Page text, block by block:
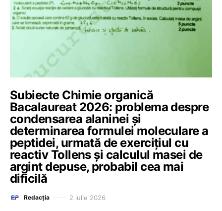
Subiecte Chimie organică
Bacalaureat 2026: problema despre
condensarea alaninei și
determinarea formulei moleculare a
peptidei, urmată de exercițiul cu
reactiv Tollens și calculul masei de
argint depuse, probabil cea mai
dificilă
Redacția 2 iulie 2026